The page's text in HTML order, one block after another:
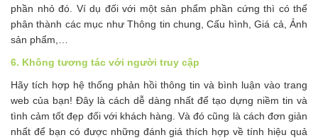
phần nhỏ đó. Ví dụ đối với một sản phẩm phần cứng thì có thể
phân thành các mục như Thông tin chung, Cấu hình, Giá cả, Ảnh
sản phẩm,…
6. Không tương tác với người truy cập
Hãy tích hợp hệ thống phản hồi thông tin và bình luận vào trang
web của bạn! Đây là cách dễ dàng nhất để tạo dựng niềm tin và
tình cảm tốt đẹp đối với khách hàng. Và đó cũng là cách đơn giản
nhất để bạn có được những đánh giá thích hợp về tính hiệu quả